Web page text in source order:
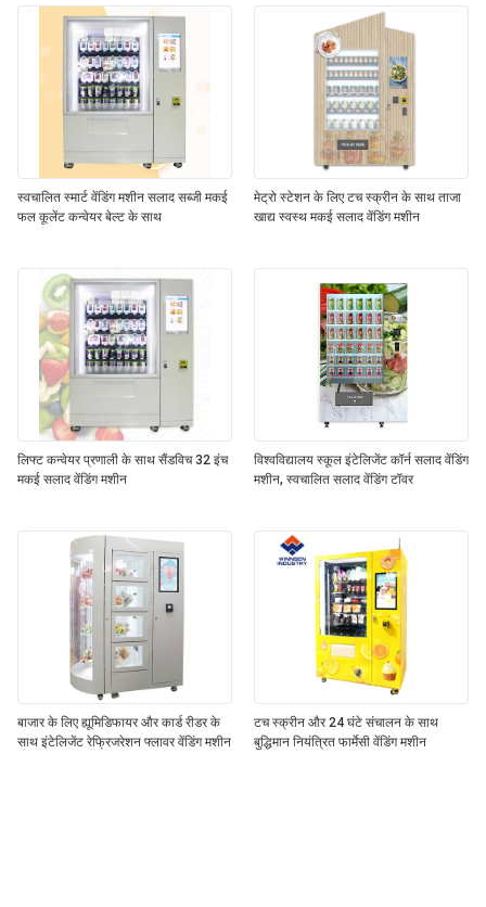
स्वचालित स्मार्ट वेंडिंग मशीन सलाद सब्जी मकई
फल कूलेंट कन्वेयर बेल्ट के साथ
मेट्रो स्टेशन के लिए टच स्क्रीन के साथ ताजा
खाद्य स्वस्थ मकई सलाद वेंडिंग मशीन
लिफ्ट कन्वेयर प्रणाली के साथ सैंडविच 32 इंच
मकई सलाद वेंडिंग मशीन
विश्वविद्यालय स्कूल इंटेलिजेंट कॉर्न सलाद वेंडिंग
मशीन, स्वचालित सलाद वेंडिंग टॉवर
बाजार के लिए ह्यूमिडिफायर और कार्ड रीडर के
साथ इंटेलिजेंट रेफ्रिजरेशन फ्लावर वेंडिंग मशीन
टच स्क्रीन और 24 घंटे संचालन के साथ
बुद्धिमान नियंत्रित फार्मेसी वेंडिंग मशीन